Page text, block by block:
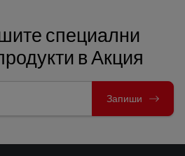
специални
в Акция
Запиши